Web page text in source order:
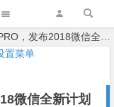
置菜单
微信全新计划（内附演讲全文）
微信全新计划